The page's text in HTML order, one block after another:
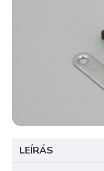
LEÍRÁS